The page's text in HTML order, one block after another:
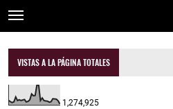
VISTAS A LA PÁGINA TOTALES
1,274,925